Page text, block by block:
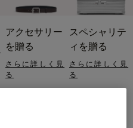
アクセサリー
を贈る
さらに詳しく見
る
スペシャリテ
ィを贈る
さらに詳しく見
る